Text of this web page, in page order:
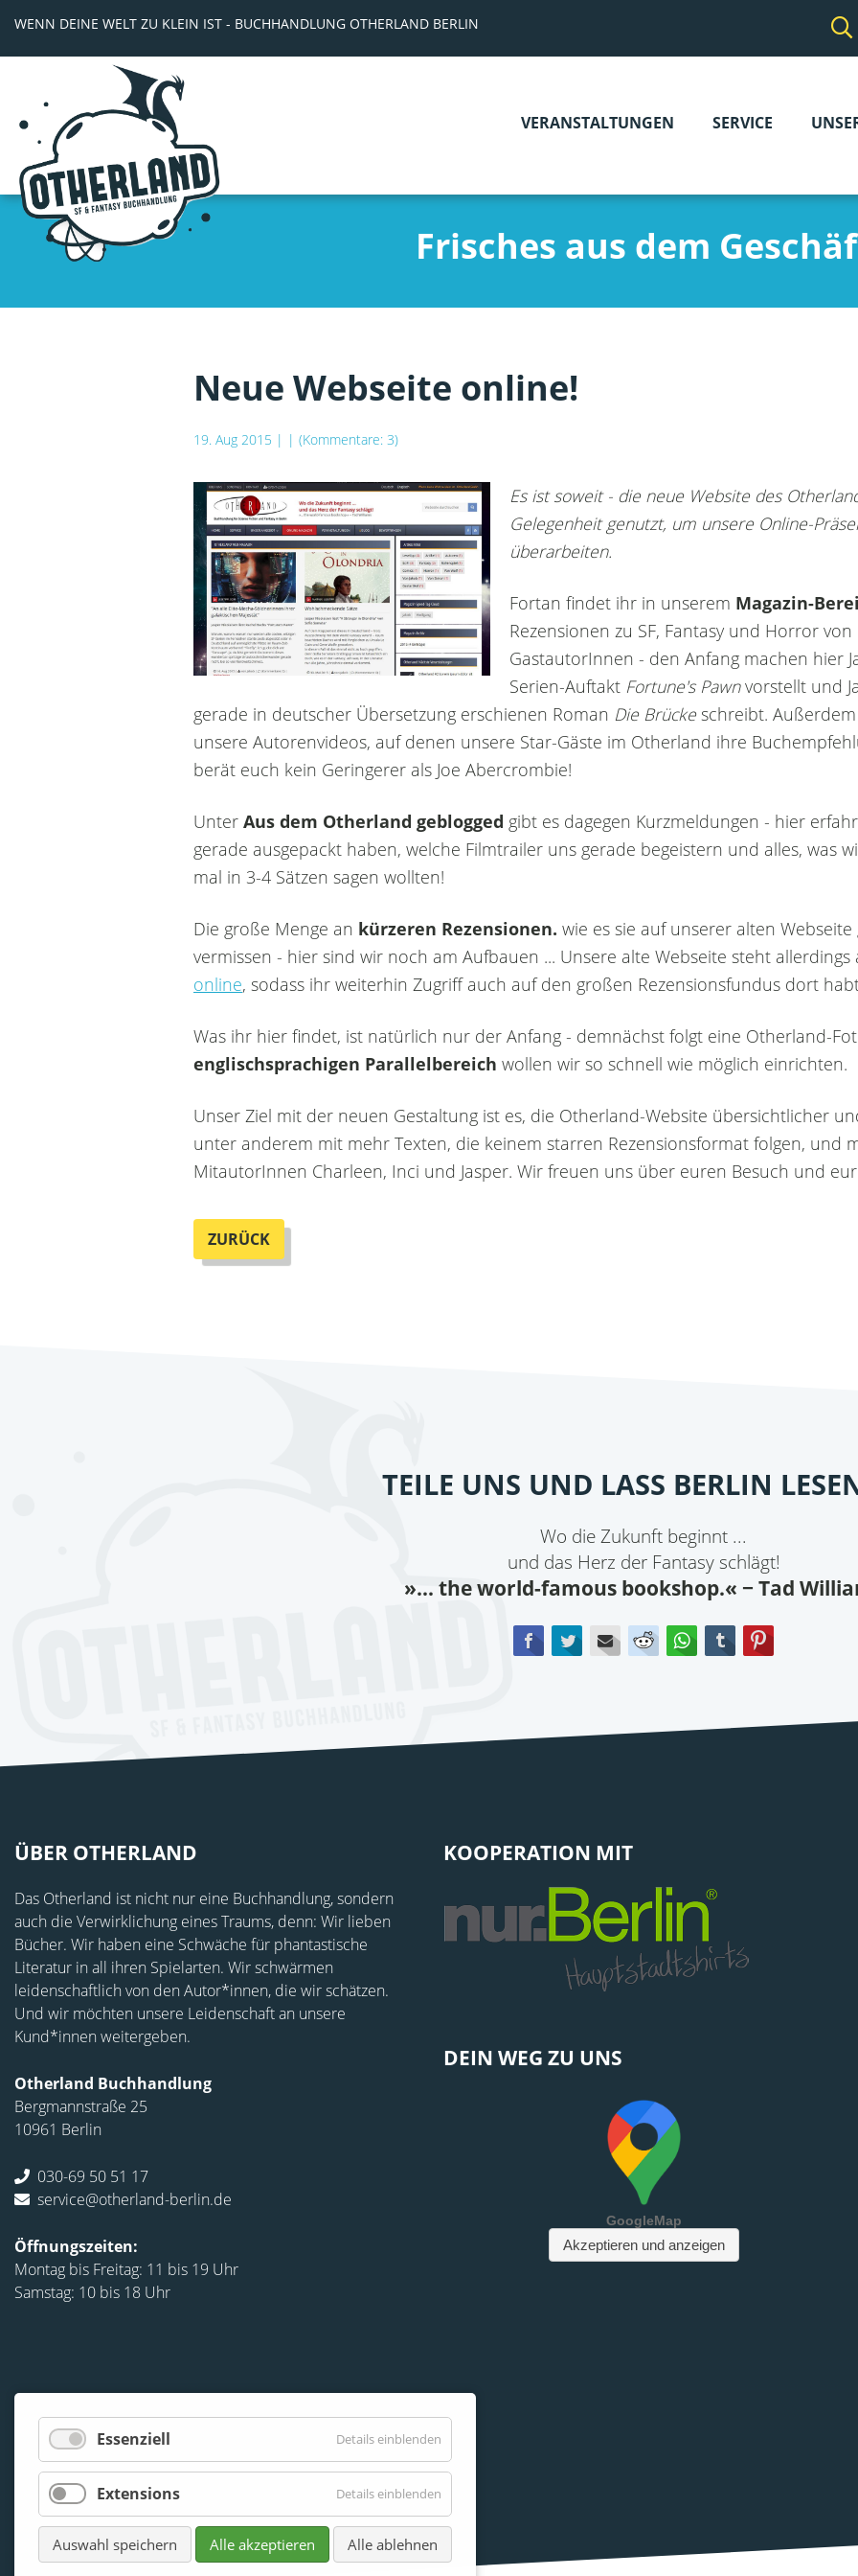
WENN DEINE WELT ZU KLEIN IST - BUCHHANDLUNG OTHERLAND BERLIN
VERANSTALTUNGEN SERVICE
Frisches aus dem
Neue Webseite online!
19. Aug 2015 | | (Kommentare: 3)
Es ist soweit - die neue Website des
Gelegenheit genutzt, um unsere Online-
überarbeiten.
Fortan findet ihr in unserem Magazin-
Rezensionen zu SF, Fantasy und Horror
GastautorInnen - den Anfang machen hier
Serien-Auftakt Fortune's Pawnvorstellt und
gerade in deutscher Übersetzung erschienen Roman Die Brückeschreibt.
unsere Autorenvideos, auf denen unsere Star-Gäste im Otherland ihre
berät euch kein Geringerer als Joe Abercrombie!
Unter Aus dem Otherland geblogged gibt es dagegen Kurzmeldungen - hier
gerade ausgepackt haben, welche Filmtrailer uns gerade begeistern und alles, was
mal in 3-4 Sätzen sagen wollten!
Die große Menge an kürzeren Rezensionen. wie es sie auf unserer alten
vermissen - hier sind wir noch am Aufbauen ... Unsere alte Webseite steht allerdings
online, sodass ihr weiterhin Zugriff auch auf den großen Rezensionsfundus dort
Was ihr hier findet, ist natürlich nur der Anfang - demnächst folgt eine Otherland-
englischsprachigen Parallelbereich wollen wir so schnell wie möglich einrichten.
Unser Ziel mit der neuen Gestaltung ist es, die Otherland-Website übersichtlicher
unter anderem mit mehr Texten, die keinem starren Rezensionsformat folgen, und
MitautorInnen Charleen, Inci und Jasper. Wir freuen uns über euren Besuch und
ZURÜCK
TEILE UNS UND LASS BERLIN
Wo die Zukunft beginnt ...
und das Herz der Fantasy schlägt!
»... the world-famous bookshop.« − Tad
FacebookTwitterE-mail Reddit WhatsApp
tumblr
ÜBER OTHERLAND
Das Otherland ist nicht nur eine Buchhandlung, sondern
auch die Verwirklichung eines Traums, denn: Wir lieben
Bücher. Wir haben eine Schwäche für phantastische
Literatur in all ihren Spielarten. Wir schwärmen
leidenschaftlich von den Autor*innen, die wir schätzen.
Und wir möchten unsere Leidenschaft an unsere
Kund*innen weitergeben.
Otherland Buchhandlung
Bergmannstraße 25
10961 Berlin
030-69 50 51 17
service@otherland-berlin.de
Öffnungszeiten:
Montag bis Freitag: 11 bis 19 Uhr
Samstag: 10 bis 18 Uhr
KOOPERATION MIT
DEIN WEG ZU UNS
Essenziell Details einblenden
Extensions Details einblenden
Auswahl speichern Alle akzeptieren Alle ablehnen